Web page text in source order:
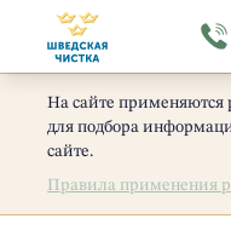
На сайте применяются
для подбора
сайте.
Правила применения